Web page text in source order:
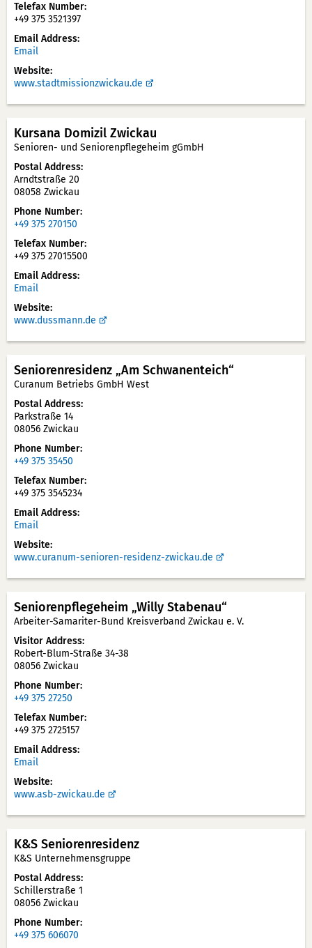
Telefax Number
+49 375 3521397
Email Address
Email
Website
www.stadtmission­zwickau.de
Kursana Domizil Zwickau
Senioren- und Seniorenpflegeheim gGmbH
Postal Address
Arndtstraße 20
08058 Zwickau
Phone Number
+49 375 270150
Telefax Number
+49 375 27015500
Email Address
Email
Website
www.dussmann.de
Seniorenresidenz „Am Schwanenteich“
Curanum Betriebs GmbH West
Postal Address
Parkstraße 14
08056 Zwickau
Phone Number
+49 375 35450
Telefax Number
+49 375 3545234
Email Address
Email
Website
www.curanum-senioren-residenz-zwickau.de
Seniorenpflegeheim „Willy Stabenau“
Arbeiter-Samariter-Bund Kreisverband Zwickau e. V.
Visitor Address
Robert-Blum-Straße 34-38
08056 Zwickau
Phone Number
+49 375 27250
Telefax Number
+49 375 2725157
Email Address
Email
Website
www.asb-zwickau.de
K&S Seniorenresidenz
K&S Unternehmensgruppe
Postal Address
Schillerstraße 1
08056 Zwickau
Phone Number
+49 375 606070